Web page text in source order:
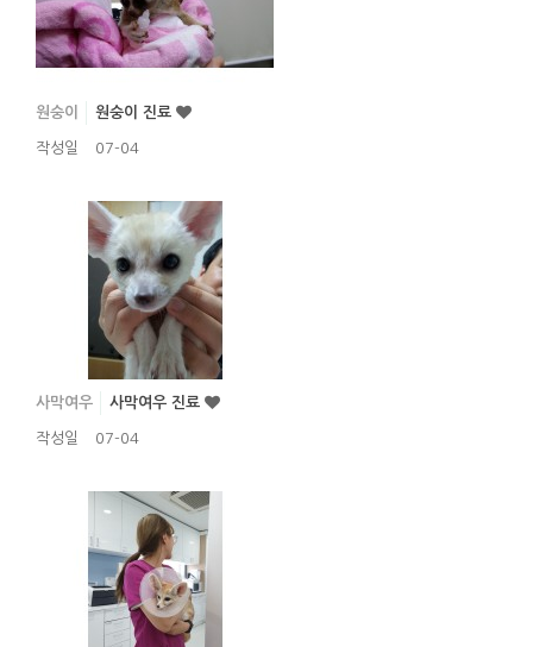
원숭이 원숭이 진료
작성일 07-04
사막여우 사막여우 진료
작성일 07-04